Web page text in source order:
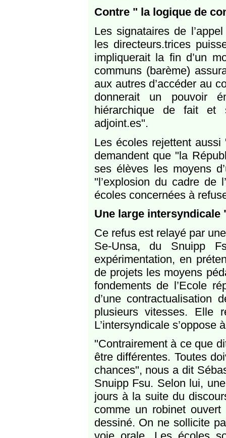
Contre " la logique de
Les signataires de
les directeurs.trices
impliquerait la fin d’un
communs (barème)
aux autres d’accéder au
donnerait un pouvoir
hiérarchique de fait et
adjoint.es".
Les écoles rejettent
demandent que "la
ses élèves les moyens
"l’explosion du cadre de
écoles concernées à
Une large intersyndicale
Ce refus est relayé par
Se-Unsa, du Snuipp
expérimentation, en
de projets les moyens
fondements de l’Ecole
d’une
plusieurs vitesses. Elle
L’intersyndicale s’oppose
"Contrairement à ce que
être différentes. Toutes
chances", nous a dit
Snuipp Fsu. Selon lui,
jours à la suite du
comme un robinet
dessiné. On ne sollicite